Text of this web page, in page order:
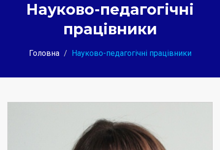
Науково-педагогічні
працівники
Головна Науково-педагогічні працівники